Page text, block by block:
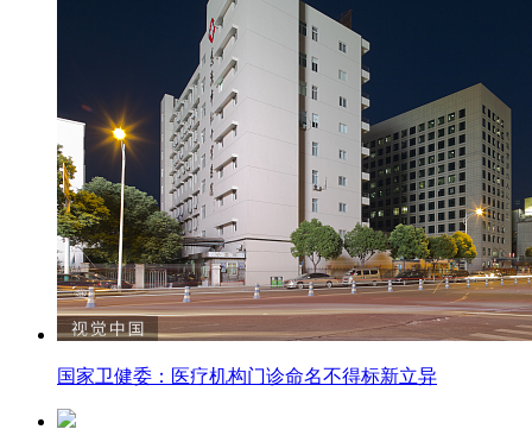
国家卫健委：医疗机构门诊命名不得标新立异